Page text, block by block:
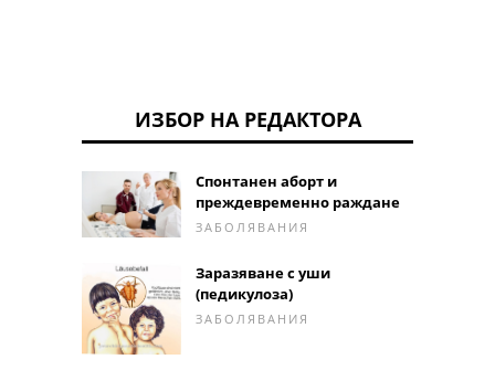
ИЗБОР НА РЕДАКТОРА
Спонтанен аборт и
преждевременно раждане
ЗАБОЛЯВАНИЯ
Заразяване с уши
(педикулоза)
ЗАБОЛЯВАНИЯ